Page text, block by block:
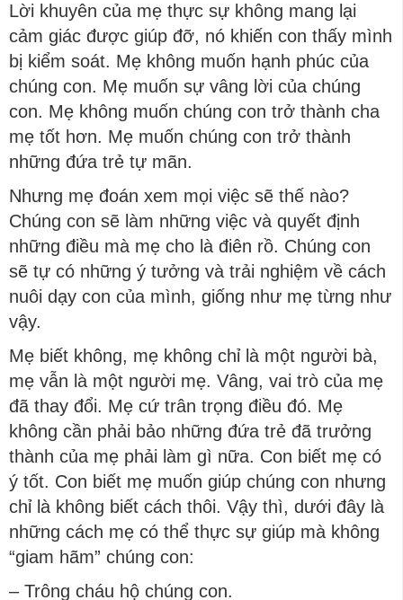
Lời khuyên của mẹ thực sự không mang lại
cảm giác được giúp đỡ, nó khiến con thấy mình
bị kiểm soát. Mẹ không muốn hạnh phúc của
chúng con. Mẹ muốn sự vâng lời của chúng
con. Mẹ không muốn chúng con trở thành cha
mẹ tốt hơn. Mẹ muốn chúng con trở thành
những đứa trẻ tự mãn.
Nhưng mẹ đoán xem mọi việc sẽ thế nào?
Chúng con sẽ làm những việc và quyết định
những điều mà mẹ cho là điên rồ. Chúng con
sẽ tự có những ý tưởng và trải nghiệm về cách
nuôi dạy con của mình, giống như mẹ từng như
vậy.
Mẹ biết không, mẹ không chỉ là một người bà,
mẹ vẫn là một người mẹ. Vâng, vai trò của mẹ
đã thay đổi. Mẹ cứ trân trọng điều đó. Mẹ
không cần phải bảo những đứa trẻ đã trưởng
thành của mẹ phải làm gì nữa. Con biết mẹ có
ý tốt. Con biết mẹ muốn giúp chúng con nhưng
chỉ là không biết cách thôi. Vậy thì, dưới đây là
những cách mẹ có thể thực sự giúp mà không
“giam hãm” chúng con:
– Trông cháu hộ chúng con.